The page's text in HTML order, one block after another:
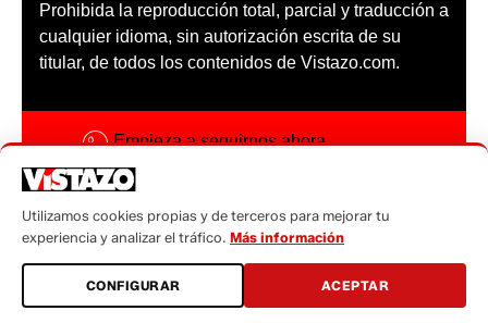
Prohibida la reproducción total, parcial y traducción a
cualquier idioma, sin autorización escrita de su
titular, de todos los contenidos de Vistazo.com.
Empieza a seguirnos ahora
Código ética
Sugerencias a:
sugerencias@vistazo.com
Utilizamos cookies propias y de terceros para mejorar tu
experiencia y analizar el tráfico. Más información
CONFIGURAR ACEPTAR